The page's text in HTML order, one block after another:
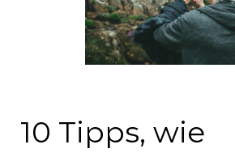
10 Tipps, wie